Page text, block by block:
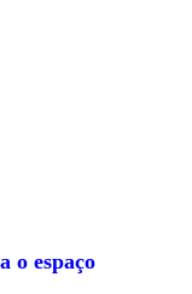
o espaço